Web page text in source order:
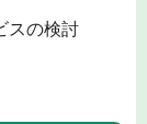
スの検討